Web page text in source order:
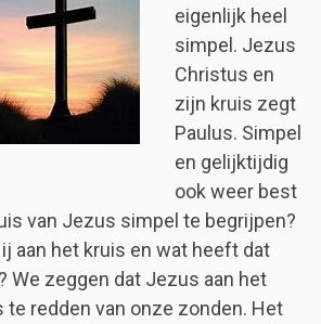
eigenlijk heel
simpel. Jezus
Christus en
zijn kruis zegt
Paulus. Simpel
en gelijktijdig
ook weer best
van Jezus simpel te begrijpen?
aan het kruis en wat heeft dat
We zeggen dat Jezus aan het
te redden van onze zonden. Het